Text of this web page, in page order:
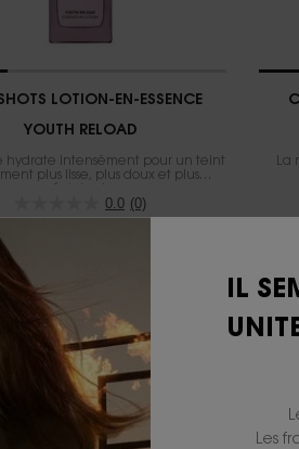
LOTION-EN-ESSENCE
YOUTH RELOAD
hydrate intensément pour un teint
plus lisse, plus doux et plus
0.0 (0)
110,00 $
AJOUTER AU PANIER
La
IL
Les